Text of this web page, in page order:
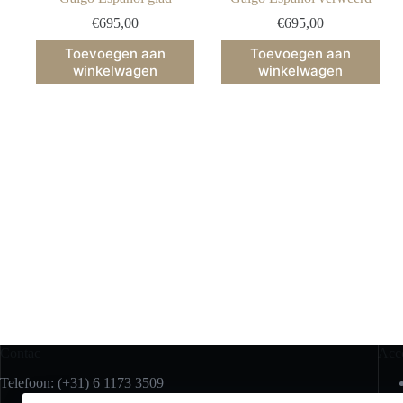
€695,00
Toevoegen aan
winkelwagen
€695,00
Toevoegen aan
winkelwagen
Telefoon: (+31) 6 1173 3509